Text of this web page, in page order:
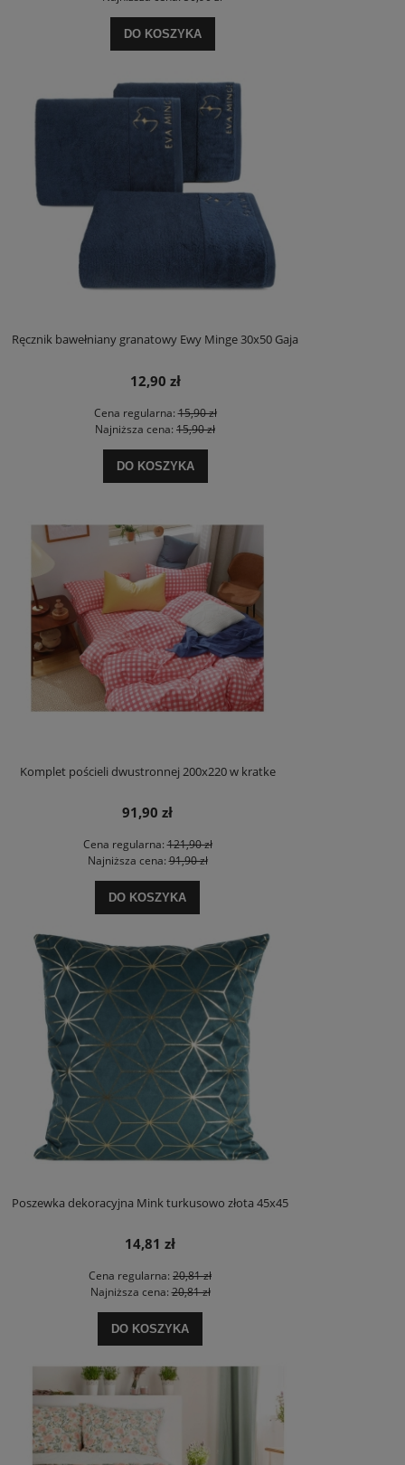
DO KOSZYKA
Ręcznik bawełniany granatowy Ewy Minge 30x50 Gaja
12,90 zł
Cena regularna:15,90 zł
Najniższa cena: 15,90 zł
DO KOSZYKA
Komplet pościeli dwustronnej 200x220 w kratke
91,90 zł
Cena regularna:121,90 zł
Najniższa cena:91,90 zł
DO KOSZYKA
Poszewka dekoracyjna Mink turkusowo złota 45x45
14,81 zł
Cena regularna: 20,81 zł
Najniższa cena:20,81 zł
DO KOSZYKA